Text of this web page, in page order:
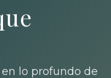
lo profundo de